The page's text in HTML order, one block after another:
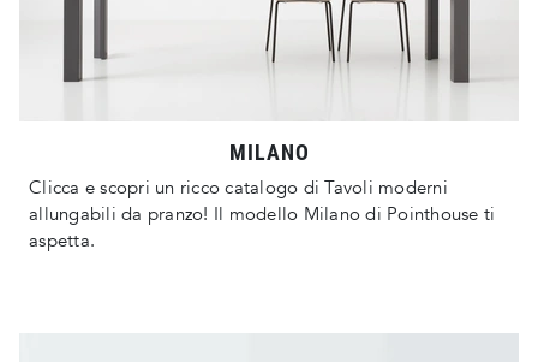
MILANO
Clicca e scopri un ricco catalogo di Tavoli moderni
allungabili da pranzo! Il modello Milano di Pointhouse ti
aspetta.